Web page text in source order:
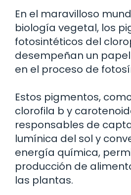
En el maravilloso
biología vegetal, los
fotosintéticos del
desempeñan un
en el proceso de
Estos pigmentos,
clorofila b y
responsables de
lumínica del sol y
energía química,
producción de
las plantas.